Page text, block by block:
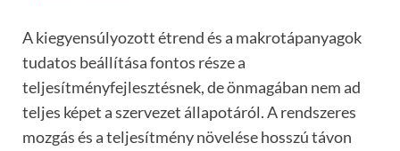
A kiegyensúlyozott étrend és a makrotápanyagok
tudatos beállítása fontos része a
teljesítményfejlesztésnek, de önmagában nem ad
teljes képet a szervezet állapotáról. A rendszeres
mozgás és a teljesítmény növelése hosszú távon